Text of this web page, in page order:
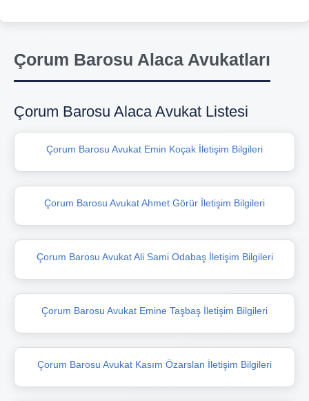
Çorum Barosu Alaca Avukatları
Çorum Barosu Alaca Avukat Listesi
Çorum Barosu Avukat Emin Koçak İletişim Bilgileri
Çorum Barosu Avukat Ahmet Görür İletişim Bilgileri
Çorum Barosu Avukat Ali Sami Odabaş İletişim Bilgileri
Çorum Barosu Avukat Emine Taşbaş İletişim Bilgileri
Çorum Barosu Avukat Kasım Özarslan İletişim Bilgileri